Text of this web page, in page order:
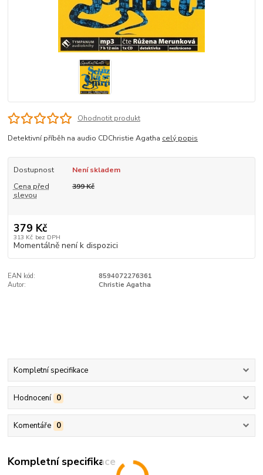
Ohodnotit produkt
Detektivní příběh na audio CDChristie Agatha celý popis
Dostupnost
Není skladem
Cena před
slevou
399 Kč
379 Kč
313 Kč bez DPH
Momentálně není k dispozici
EAN kód:
8594072276361
Autor:
Christie Agatha
Kompletní specifikace
Hodnocení 0
Komentáře 0
Kompletní specifikace